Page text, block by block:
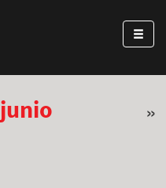
junio »